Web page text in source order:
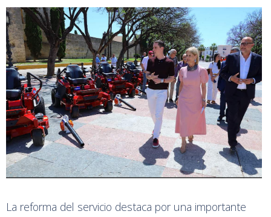
La reforma del servicio destaca por una importante